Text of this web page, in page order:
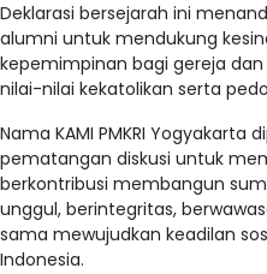
Deklarasi bersejarah ini
alumni untuk mendukung
kepemimpinan bagi gereja
nilai-nilai kekatolikan serta
Nama KAMI PMKRI Yogyakarta
pematangan diskusi untuk
berkontribusi membangun
unggul, berintegritas,
sama mewujudkan keadilan
Indonesia.